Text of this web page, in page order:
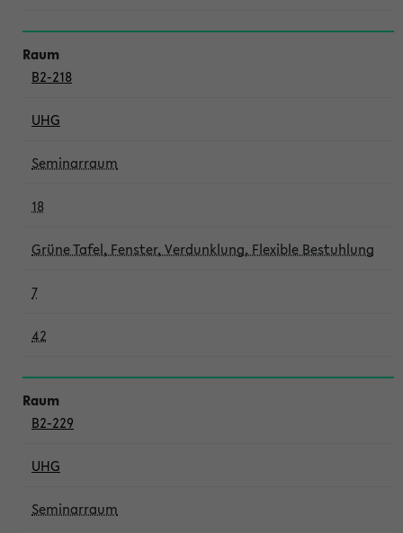
B2-218
UHG
Seminarraum
18
Grüne Tafel, Fenster, Verdunklung, Flexible Bestuhlung
7
42
B2-229
UHG
Seminarraum